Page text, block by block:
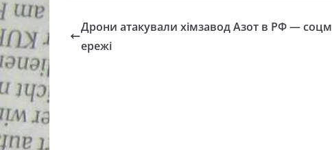
Дрони атакували хімзавод Азот в РФ — соцм
ережі